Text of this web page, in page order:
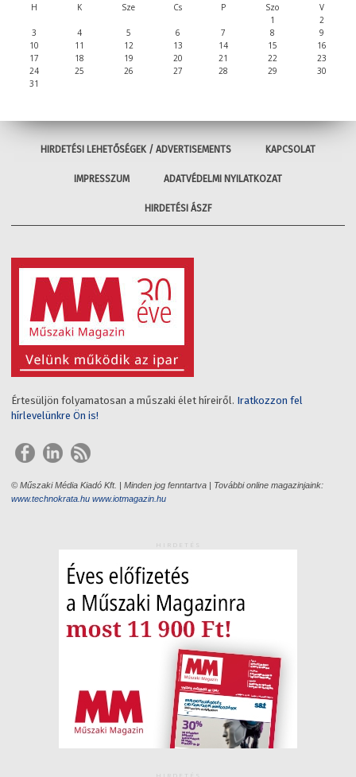
H K Sze Cs P Szo
V
1
2
3
4 5 6 7 8
9
10
11 12 13 14 15
16
17
18 19 20 21 22
23
24
25 26 27 28 29
30
31
HIRDETÉSI LEHETŐSÉGEK / ADVERTISEMENTS KAPCSOLAT
IMPRESSZUM ADATVÉDELMI NYILATKOZAT
HIRDETÉSI ÁSZF
Értesüljön folyamatosan a műszaki élet híreiről. Iratkozzon fel
hírlevelünkre Ön is!
© Műszaki Média Kiadó Kft. | Minden jog fenntartva | További online magazinjaink:
www.technokrata.hu www.iotmagazin.hu
HIRDETÉS
HIRDETÉS